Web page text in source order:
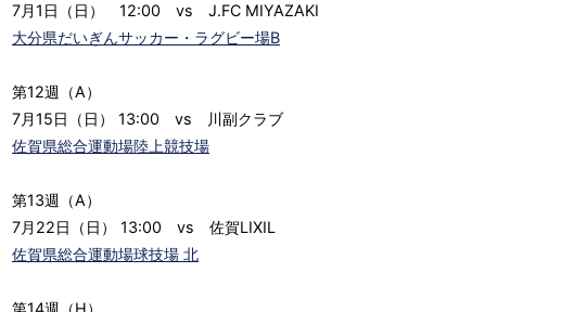
7月1日（日） 12:00 vs J.FC MIYAZAKI
大分県だいぎんサッカー・ラグビー場B
第12週（A）
7月15日（日） 13:00 vs 川副クラブ
佐賀県総合運動場陸上競技場
第13週（A）
7月22日（日） 13:00 vs 佐賀LIXIL
佐賀県総合運動場球技場 北